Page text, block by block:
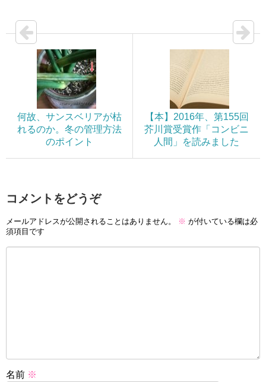
何故、サンスベリアが枯
れるのか。冬の管理方法
のポイント
【本】2016年、第155回
芥川賞受賞作「コンビニ
人間」を読みました
コメントをどうぞ
メールアドレスが公開されることはありません。 ※ が付いている欄は必
須項目です
名前 ※